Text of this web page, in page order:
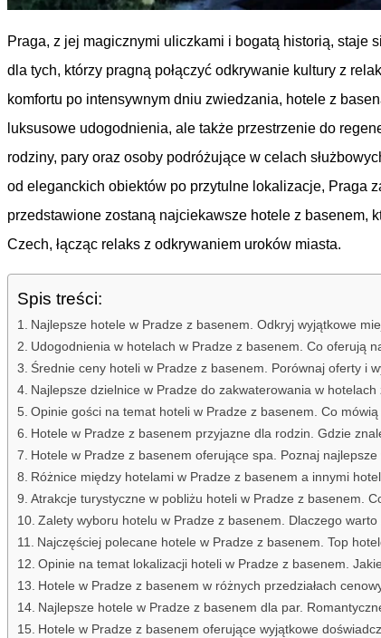
Praga, z jej magicznymi uliczkami i bogatą historią, staje
dla tych, którzy pragną połączyć odkrywanie kultury z
komfortu po intensywnym dniu zwiedzania, hotele z
luksusowe udogodnienia, ale także przestrzenie do
rodziny, pary oraz osoby podróżujące w celach
od eleganckich obiektów po przytulne lokalizacje, Praga
przedstawione zostaną najciekawsze hotele z basenem,
Czech, łącząc relaks z odkrywaniem uroków miasta.
Spis treści:
Najlepsze hotele w Pradze z basenem. Odkryj wyjątkowe
Udogodnienia w hotelach w Pradze z basenem. Co oferują
Średnie ceny hoteli w Pradze z basenem. Porównaj oferty i
Najlepsze dzielnice w Pradze do zakwaterowania w
Opinie gości na temat hoteli w Pradze z basenem. Co
Hotele w Pradze z basenem przyjazne dla rodzin. Gdzie
Hotele w Pradze z basenem oferujące spa. Poznaj
Różnice między hotelami w Pradze z basenem a innymi
Atrakcje turystyczne w pobliżu hoteli w Pradze z basenem.
Zalety wyboru hotelu w Pradze z basenem. Dlaczego
Najczęściej polecane hotele w Pradze z basenem. Top
Opinie na temat lokalizacji hoteli w Pradze z basenem.
Hotele w Pradze z basenem w różnych przedziałach
Najlepsze hotele w Pradze z basenem dla par.
Hotele w Pradze z basenem oferujące wyjątkowe